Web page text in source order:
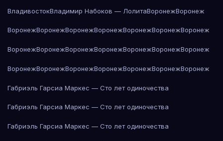
ВладивостокВладимир Набоков — ЛолитаВоронежВоронеж
ВоронежВоронежВоронежВоронежВоронежВоронежВоронеж
ВоронежВоронежВоронежВоронежВоронежВоронежВоронеж
ВоронежВоронежВоронежВоронежВоронежВоронежВоронеж
Габриэль Гарсиа Маркес — Сто лет одиночества
Габриэль Гарсиа Маркес — Сто лет одиночества
Габриэль Гарсиа Маркес — Сто лет одиночества